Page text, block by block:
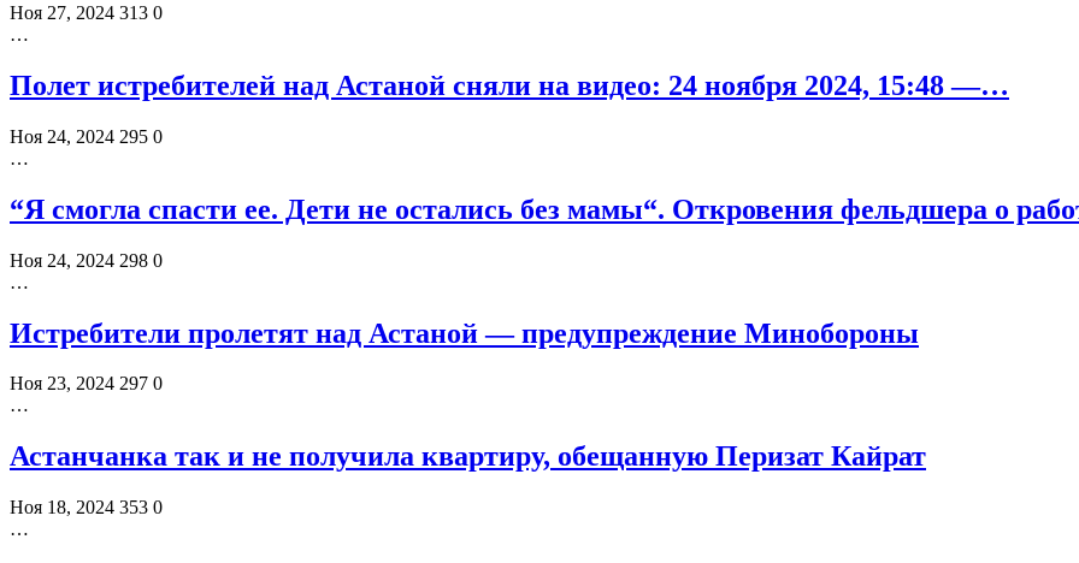
Ноя 27, 2024 313 0
…
Полет истребителей над Астаной сняли на видео: 24 ноября 2024, 15:48 —…
Ноя 24, 2024 295 0
…
“Я смогла спасти ее. Дети не остались без мамы“. Откровения фельдшера о
Ноя 24, 2024 298 0
…
Истребители пролетят над Астаной — предупреждение Минобороны
Ноя 23, 2024 297 0
…
Астанчанка так и не получила квартиру, обещанную Перизат Кайрат
Ноя 18, 2024 353 0
…